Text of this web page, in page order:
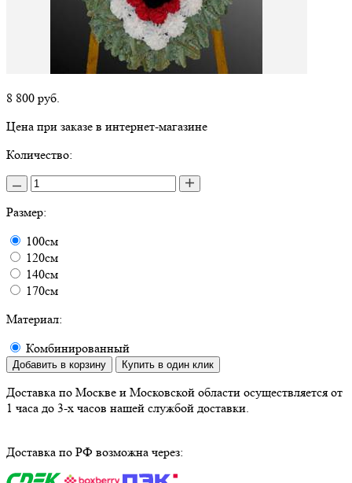
8 800 руб.
Цена при заказе в интернет-магазине
Количество:
Размер:
100см
120см
140см
170см
Материал:
Комбинированный
Добавить в корзину Купить в один клик
Доставка по Москве и Московской области осуществляется от
1 часа до 3-х часов нашей службой доставки.
Доставка по РФ возможна через: